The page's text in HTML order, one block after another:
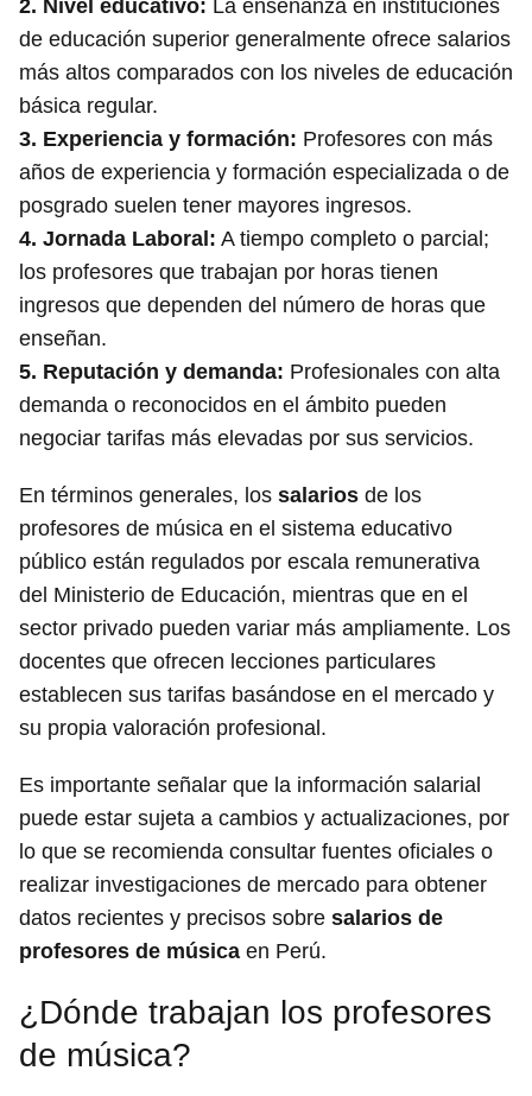
2. Nivel educativo: La enseñanza en instituciones
de educación superior generalmente ofrece salarios
más altos comparados con los niveles de educación
básica regular.
3. Experiencia y formación: Profesores con más
años de experiencia y formación especializada o de
posgrado suelen tener mayores ingresos.
4. Jornada Laboral : A tiempo completo o parcial;
los profesores que trabajan por horas tienen
ingresos que dependen del número de horas que
enseñan.
5. Reputación y demanda: Profesionales con alta
demanda o reconocidos en el ámbito pueden
negociar tarifas más elevadas por sus servicios.
En términos generales, los salarios de los
profesores de música en el sistema educativo
público están regulados por escala remunerativa
del Ministerio de Educación, mientras que en el
sector privado pueden variar más ampliamente. Los
docentes que ofrecen lecciones particulares
establecen sus tarifas basándose en el mercado y
su propia valoración profesional.
Es importante señalar que la información salarial
puede estar sujeta a cambios y actualizaciones, por
lo que se recomienda consultar fuentes oficiales o
realizar investigaciones de mercado para obtener
datos recientes y precisos sobre salarios de
profesores de música en Perú.
¿Dónde trabajan los profesores
de música?